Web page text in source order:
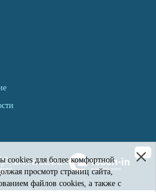
cookies для более комфортной
просмотр страниц сайта,
файлов cookies, а также с